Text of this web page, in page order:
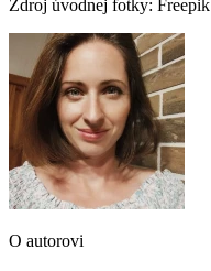
Zdroj úvodnej fotky: Freepik
O autorovi